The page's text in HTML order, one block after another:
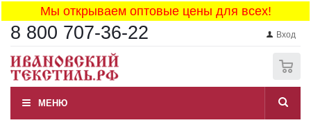
Мы открываем оптовые цены для всех!
8 800 707-36-22 Вход
МЕНЮ